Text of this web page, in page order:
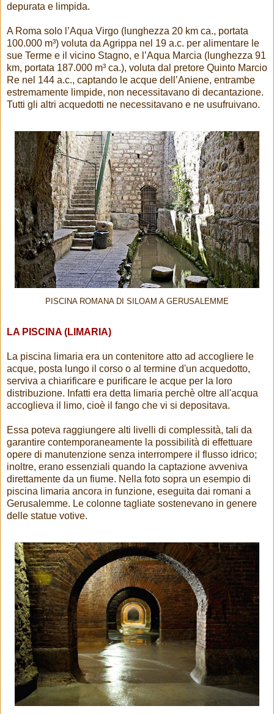
depurata e limpida.
A Roma solo l’Aqua Virgo (lunghezza 20 km ca., portata
100.000 m³) voluta da Agrippa nel 19 a.c. per alimentare le
sue Terme e il vicino Stagno, e l’Aqua Marcia (lunghezza 91
km, portata 187.000 m³ ca.), voluta dal pretore Quinto Marcio
Re nel 144 a.c., captando le acque dell’Aniene, entrambe
estremamente limpide, non necessitavano di decantazione.
Tutti gli altri acquedotti ne necessitavano e ne usufruivano.
PISCINA ROMANA DI SILOAM A GERUSALEMME
LA PISCINA (LIMARIA)
La piscina limaria era un contenitore atto ad accogliere le
acque, posta lungo il corso o al termine d'un acquedotto,
serviva a chiarificare e purificare le acque per la loro
distribuzione. Infatti era detta limaria perchè oltre all'acqua
accoglieva il limo, cioè il fango che vi si depositava.
Essa poteva raggiungere alti livelli di complessità, tali da
garantire contemporaneamente la possibilità di effettuare
opere di manutenzione senza interrompere il flusso idrico;
inoltre, erano essenziali quando la captazione avveniva
direttamente da un fiume. Nella foto sopra un esempio di
piscina limaria ancora in funzione, eseguita dai romani a
Gerusalemme. Le colonne tagliate sostenevano in genere
delle statue votive.